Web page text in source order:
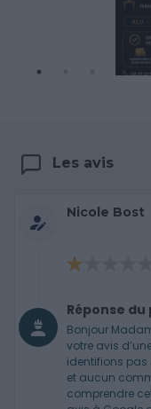
Les avis
Nicole Bost
Réponse
Bonjour
votre avis
identifions pas
et aucun
comprendre